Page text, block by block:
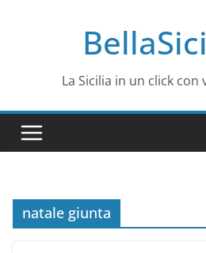
La Sicilia in un click
natale giunta